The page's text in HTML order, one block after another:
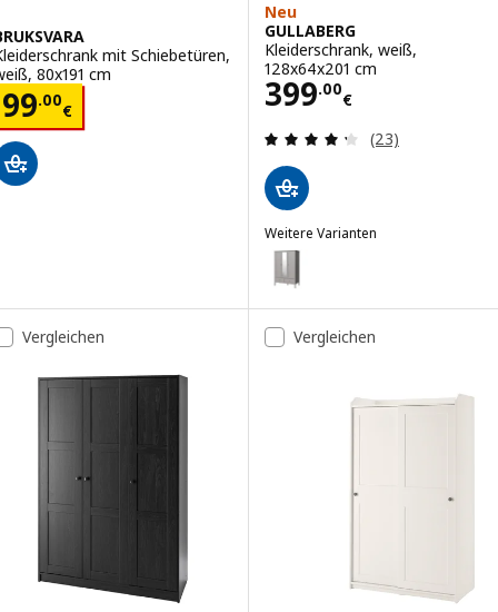
mit Schiebetüren,
80x191 cm
99.00
€
99.00€
Neu
GULLABERG
Kleiderschrank, weiß,
128x64x201 cm
399.00
€
Preis 399.00€
Bewertungen:
(23)
Weitere Varianten
GULLABERG
Option: GULLABERG,
Vergleichen Vergleichen